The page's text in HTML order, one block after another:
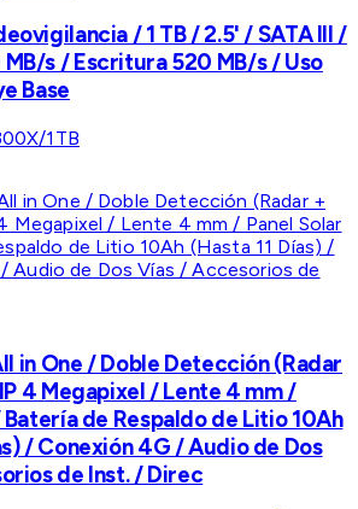
/ 1 TB / 2.5' / SATA III /
s / Escritura 520 MB/s / Uso
Base
1TB
in One / Doble Detección (Radar
4 Megapixel / Lente 4 mm /
Batería de Respaldo de Litio 10Ah
/ Conexión 4G / Audio de Dos
de Inst. / Direc